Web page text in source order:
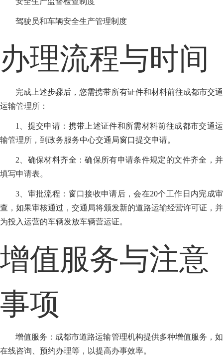
驾驶员和车辆安全生产管理制度
办理流程与时间
完成上述步骤后，您需携带所有证件和材料前往成都市交通
运输管理所：
1、提交申请：携带上述证件和所需材料前往成都市交通运
输管理所，到政务服务中心交通局窗口提交申请。
2、确保材料齐全：确保所有申请条件规定的文件齐全，并
填写申请表。
3、审批流程：窗口接收申请后，会在20个工作日内完成审
查，如果审核通过，交通局将颁发新的道路运输经营许可证，并
为投入运营的车辆发放车辆营运证。
增值服务与注意
事项
增值服务：成都市道路运输管理机构提供多种增值服务，如
在线咨询、预约办理等，以提高办事效率。